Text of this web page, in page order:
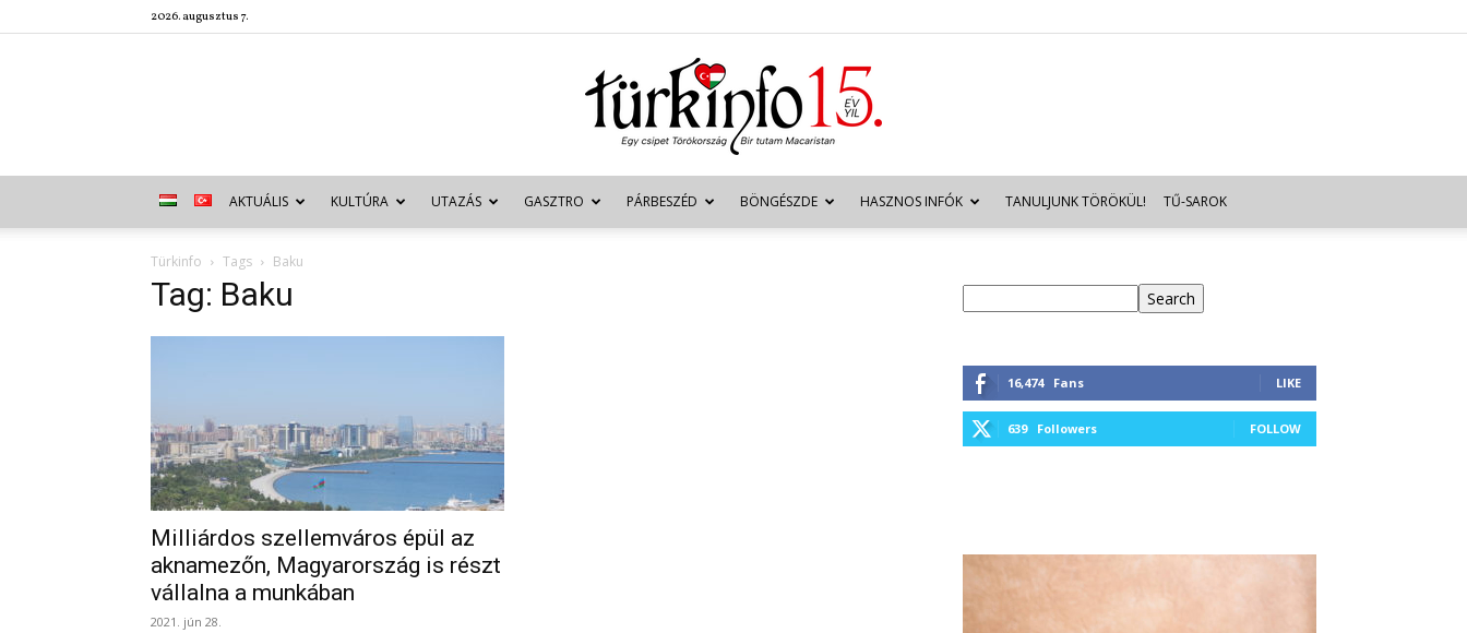
2026. augusztus 7.
Türkinfo
AKTUÁLIS KULTÚRA UTAZÁS GASZTRO PÁRBESZÉD BÖNGÉSZDE HASZNOS INFÓK TANULJUNK TÖRÖKÜL! TŰ-SAROK
Türkinfo Tags Baku
Tag: Baku
Milliárdos szellemváros épül az
aknamezőn, Magyarország is részt
vállalna a munkában
2021. jún 28.
Search
16,474 Fans LIKE
639 Followers FOLLOW